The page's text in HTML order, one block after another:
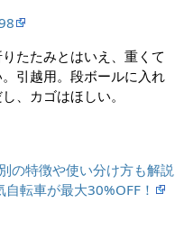
たたみとはいえ、重くて
引越用。段ボールに入れ
、カゴはほしい。
の特徴や使い分け方も解説
転車が最大30%OFF！